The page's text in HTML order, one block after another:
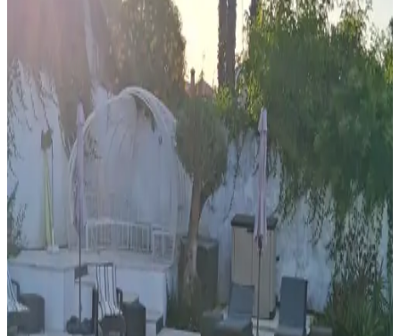
Wählen Sie Ihre Aufenthaltsdaten, um Verfügbarkeit und Preise zu
Wählen Sie Ihre Aufenthaltsdaten
Daten
Wählen Sie Ihre Aufenthaltsdaten
Personen
Wählen Sie Ihre Aufenthaltsdaten, um Verfügbarkeit und Preise zu
sehen
Ferienwohnung für Ihren Aufenthalt
nothing room
Ferienwohnung